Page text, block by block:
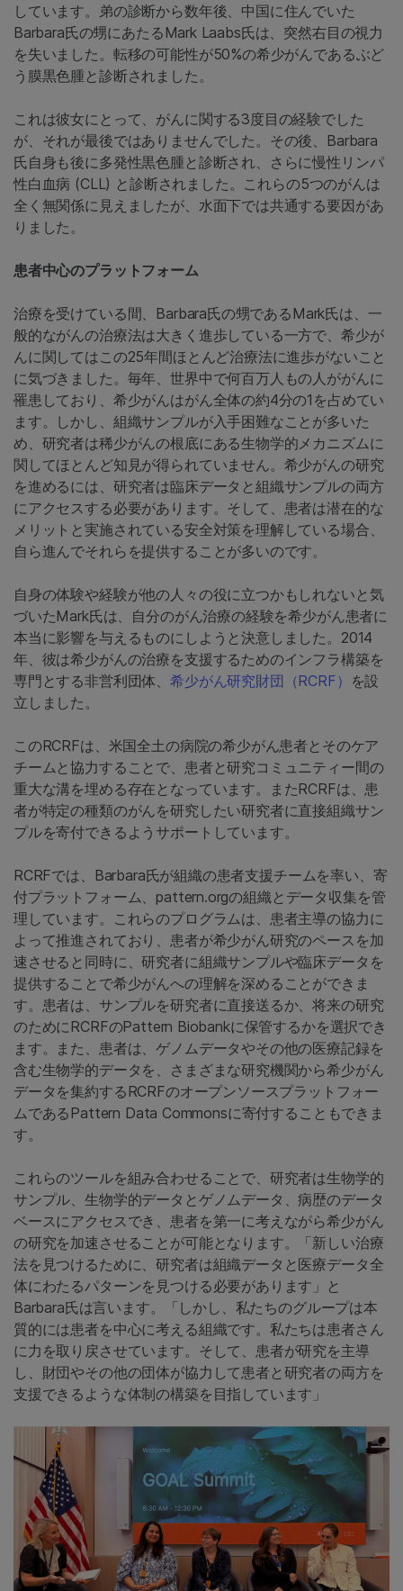
しています。弟の診断から数年後、中国に住んでいた
Barbara氏の甥にあたるMark Laabs氏は、突然右目の視力
を失いました。転移の可能性が50%の希少がんであるぶど
う膜黒色腫と診断されました。
これは彼女にとって、がんに関する3度目の経験でした
が、それが最後ではありませんでした。その後、Barbara
氏自身も後に多発性黒色腫と診断され、さらに慢性リンパ
性白血病 (CLL) と診断されました。これらの5つのがんは
全く無関係に見えましたが、水面下では共通する要因があ
りました。
患者中心のプラットフォーム
治療を受けている間、Barbara氏の甥であるMark氏は、一
般的ながんの治療法は大きく進歩している一方で、希少が
んに関してはこの25年間ほとんど治療法に進歩がないこと
に気づきました。毎年、世界中で何百万人もの人ががんに
罹患しており、希少がんはがん全体の約4分の1を占めてい
ます。しかし、組織サンプルが入手困難なことが多いた
め、研究者は稀少がんの根底にある生物学的メカニズムに
関してほとんど知見が得られていません。希少がんの研究
を進めるには、研究者は臨床データと組織サンプルの両方
にアクセスする必要があります。そして、患者は潜在的な
メリットと実施されている安全対策を理解している場合、
自ら進んでそれらを提供することが多いのです。
自身の体験や経験が他の人々の役に立つかもしれないと気
づいたMark氏は、自分のがん治療の経験を希少がん患者に
本当に影響を与えるものにしようと決意しました。2014
年、彼は希少がんの治療を支援するためのインフラ構築を
専門とする非営利団体、希少がん研究財団（RCRF） を設
立しました。
このRCRFは、米国全土の病院の希少がん患者とそのケア
チームと協力することで、患者と研究コミュニティー間の
重大な溝を埋める存在となっています。またRCRFは、患
者が特定の種類のがんを研究したい研究者に直接組織サン
プルを寄付できるようサポートしています。
RCRFでは、Barbara氏が組織の患者支援チームを率い、寄
付プラットフォーム、pattern.orgの組織とデータ収集を管
理しています。これらのプログラムは、患者主導の協力に
よって推進されており、患者が希少がん研究のペースを加
速させると同時に、研究者に組織サンプルや臨床データを
提供することで希少がんへの理解を深めることができま
す。患者は、サンプルを研究者に直接送るか、将来の研究
のためにRCRFのPattern Biobankに保管するかを選択でき
ます。また、患者は、ゲノムデータやその他の医療記録を
含む生物学的データを、さまざまな研究機関から希少がん
データを集約するRCRFのオープンソースプラットフォー
ムであるPattern Data Commonsに寄付することもできま
す。
これらのツールを組み合わせることで、研究者は生物学的
サンプル、生物学的データとゲノムデータ、病歴のデータ
ベースにアクセスでき、患者を第一に考えながら希少がん
の研究を加速させることが可能となります。「新しい治療
法を見つけるために、研究者は組織データと医療データ全
体にわたるパターンを見つける必要があります」と
Barbara氏は言います。「しかし、私たちのグループは本
質的には患者を中心に考える組織です。私たちは患者さん
に力を取り戻させています。そして、患者が研究を主導
し、財団やその他の団体が協力して患者と研究者の両方を
支援できるような体制の構築を目指しています」